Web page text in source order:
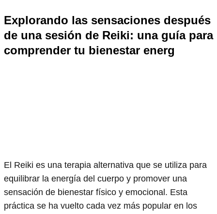
Explorando las sensaciones después
de una sesión de Reiki: una guía para
comprender tu bienestar energ
El Reiki es una terapia alternativa que se utiliza para
equilibrar la energía del cuerpo y promover una
sensación de bienestar físico y emocional. Esta
práctica se ha vuelto cada vez más popular en los